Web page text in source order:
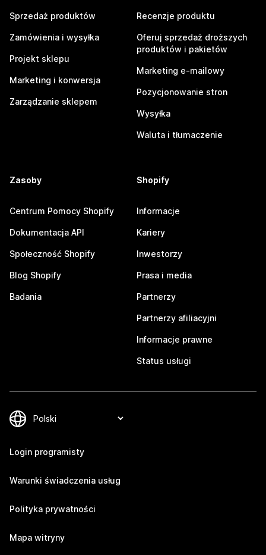
Sprzedaż produktów
Zamówienia i wysyłka
Projekt sklepu
Marketing i konwersja
Zarządzanie sklepem
Recenzje produktu
Oferuj sprzedaż droższych
produktów i pakietów
Marketing e-mailowy
Pozycjonowanie stron
Wysyłka
Waluta i tłumaczenie
Zasoby
Centrum Pomocy Shopify
Dokumentacja API
Społeczność Shopify
Blog Shopify
Badania
Shopify
Informacje
Kariery
Inwestorzy
Prasa i media
Partnerzy
Partnerzy afiliacyjni
Informacje prawne
Status usługi
Login programisty
Warunki świadczenia usług
Polityka prywatności
Mapa witryny